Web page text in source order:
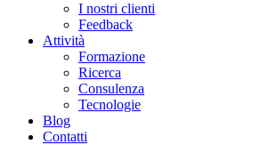
I nostri clienti
Feedback
Attività
Formazione
Ricerca
Consulenza
Tecnologie
Blog
Contatti